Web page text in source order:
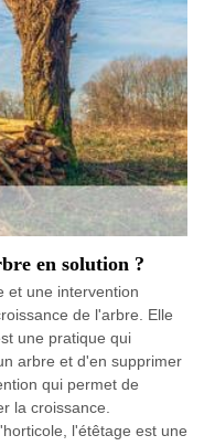
en solution ?
et une intervention
de l'arbre. Elle
une pratique qui
arbre et d'en supprimer
qui permet de
la croissance.
l'étêtage est une